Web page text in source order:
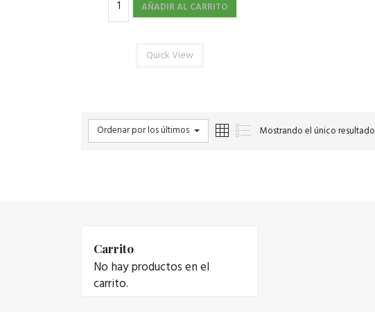
AÑADIR AL CARRITO
Quick View
Ordenar por los últimos Mostrando el único resultado
Carrito
No hay productos en el
carrito.